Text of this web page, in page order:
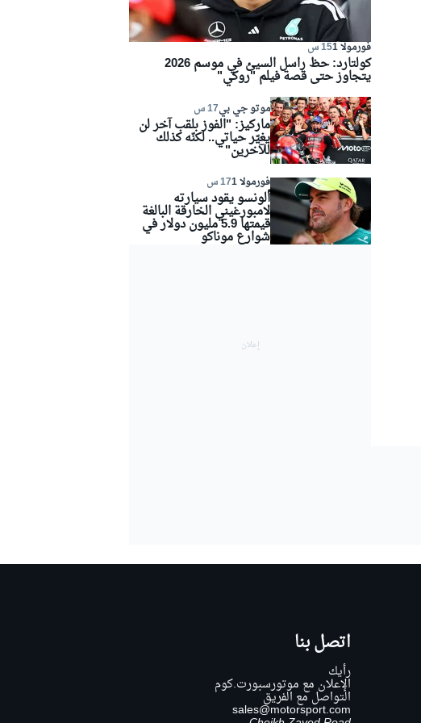
فورمولا 1 15 س
كولتارد: حظ راسل السيئ في موسم 2026
يتجاوز حتى قصة فيلم "روكي"
موتو جي بي17 س
ماركيز: "الفوز بلقب آخر لن
يغيّر حياتي.. لكنّه كذلك
للآخرين"
فورمولا 1 17 س
ألونسو يقود سيارته
لامبورغيني الخارقة البالغة
قيمتها 5.9 مليون دولار في
شوارع موناكو
اتصل بنا
رأيك
الإعلان مع موتورسبورت.كوم
التواصل مع الفريق
sales@motorsport.com